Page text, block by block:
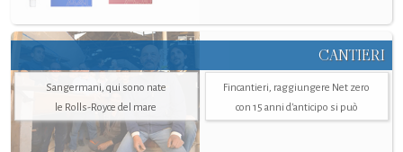
CANTIERI
Sangermani, qui sono nate
le Rolls-Royce del mare
Fincantieri, raggiungere Net zero
con 15 anni d'anticipo si può